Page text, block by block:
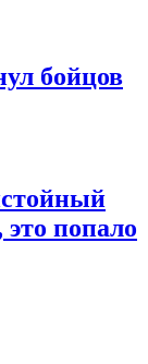
бойцов
попало